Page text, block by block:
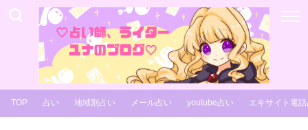
TOP 占い 地域別占い メール占い youtube占い エキサイト電